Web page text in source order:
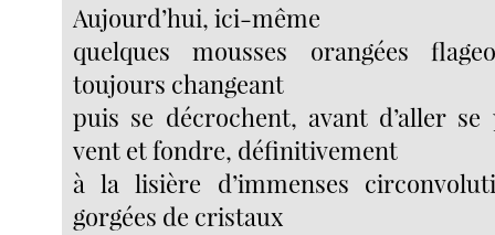
Aujourd’hui, ici-même
quelques mousses orangées
toujours changeant
puis se décrochent, avant d’aller
vent et fondre, définitivement
à la lisière d’immenses
gorgées de cristaux